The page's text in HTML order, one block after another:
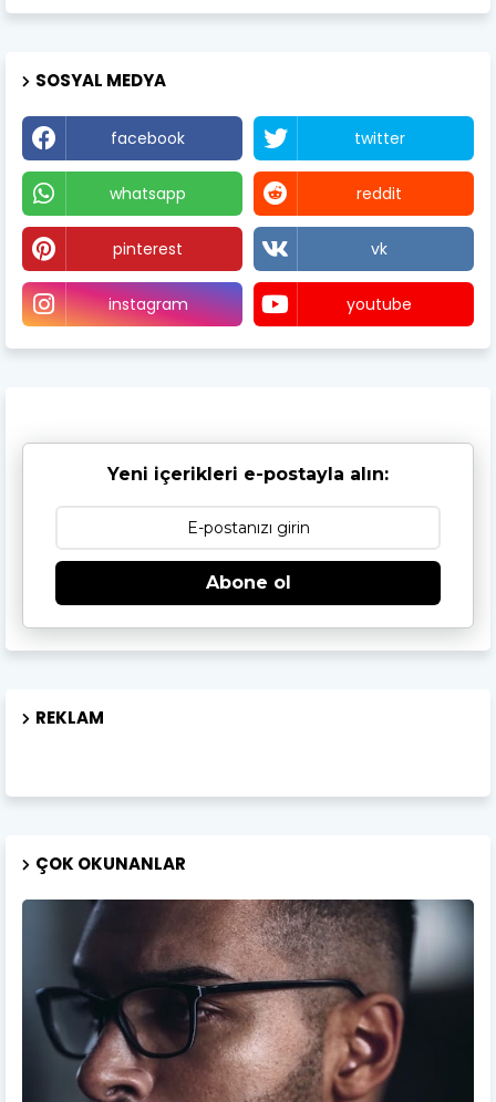
SOSYAL MEDYA
facebook twitter
whatsapp reddit
pinterest vk
instagram youtube
Yeni içerikleri e-postayla alın:
Abone ol
REKLAM
ÇOK OKUNANLAR